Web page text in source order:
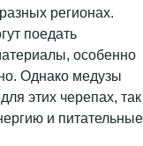
регионах.
поедать
особенно
Однако медузы
этих черепах, так
и питательные